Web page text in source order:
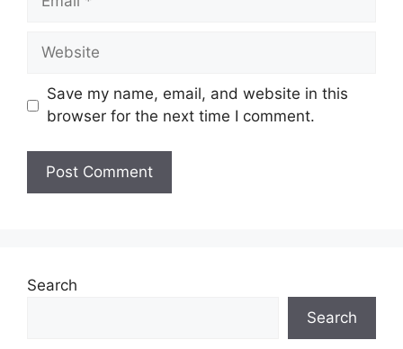
Website
Save my name, email, and website in this
browser for the next time I comment.
Search
Search